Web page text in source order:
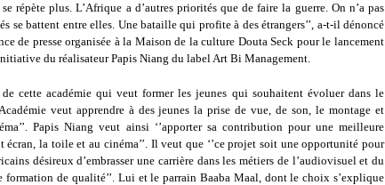
répète plus. L’Afrique a d’autres priorités que de faire la guerre. On n’a pas
se battent entre elles. Une bataille qui profite à des étrangers’’, a-t-il dénoncé
de presse organisée à la Maison de la culture Douta Seck pour le lancement
du réalisateur Papis Niang du label Art Bi Management.
cette académie qui veut former les jeunes qui souhaitent évoluer dans le
veut apprendre à des jeunes la prise de vue, de son, le montage et
Papis Niang veut ainsi ‘’apporter sa contribution pour une meilleure
écran, la toile et au cinéma’’. Il veut que ‘’ce projet soit une opportunité pour
désireux d’embrasser une carrière dans les métiers de l’audiovisuel et du
formation de qualité’’. Lui et le parrain Baaba Maal, dont le choix s’explique